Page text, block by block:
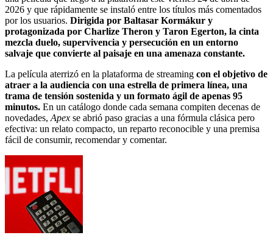
2026 y que rápidamente se instaló entre los títulos más comentados
por los usuarios. Dirigida por Baltasar Kormákur y
protagonizada por Charlize Theron y Taron Egerton, la cinta
mezcla duelo, supervivencia y persecución en un entorno
salvaje que convierte al paisaje en una amenaza constante.
La película aterrizó en la plataforma de streaming con el objetivo de
atraer a la audiencia con una estrella de primera línea, una
trama de tensión sostenida y un formato ágil de apenas 95
minutos. En un catálogo donde cada semana compiten decenas de
novedades, Apex se abrió paso gracias a una fórmula clásica pero
efectiva: un relato compacto, un reparto reconocible y una premisa
fácil de consumir, recomendar y comentar.